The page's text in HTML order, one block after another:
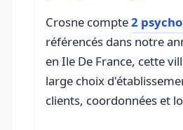
Crosne compte2
référencés dans notre
en Ile De France, cette
large choix
clients, coordonnées et